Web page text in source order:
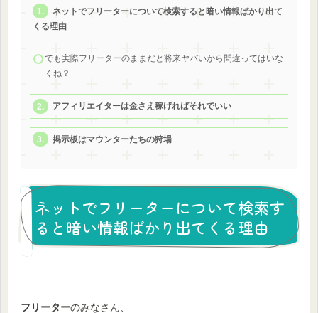
ネットでフリーターについて検索すると暗い情報ばかり出て
くる理由
でも実際フリーターのままだと将来ヤバいから間違ってはいな
くね？
アフィリエイターは金さえ稼げればそれでいい
掲示板はマウンターたちの狩場
ネットでフリーターについて検索す
ると暗い情報ばかり出てくる理由
フリーターのみなさん、